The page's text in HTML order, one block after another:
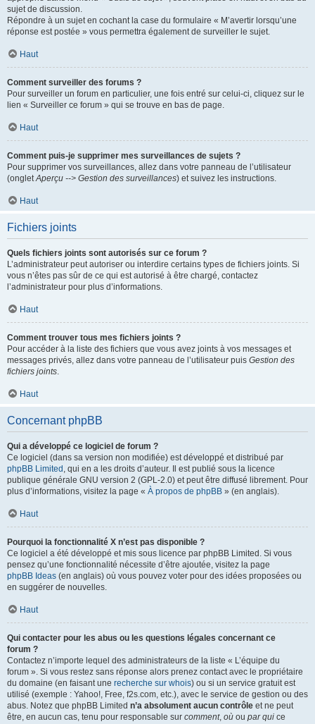
sujet de discussion.
Répondre à un sujet en cochant la case du formulaire « M’avertir lorsqu’une
réponse est postée » vous permettra également de surveiller le sujet.
Haut
Comment surveiller des forums ?
Pour surveiller un forum en particulier, une fois entré sur celui-ci, cliquez sur le
lien « Surveiller ce forum » qui se trouve en bas de page.
Haut
Comment puis-je supprimer mes surveillances de sujets ?
Pour supprimer vos surveillances, allez dans votre panneau de l’utilisateur
(ongletAperçu --> Gestion des surveillances) et suivez les instructions.
Haut
Fichiers joints
Quels fichiers joints sont autorisés sur ce forum ?
L’administrateur peut autoriser ou interdire certains types de fichiers joints. Si
vous n’êtes pas sûr de ce qui est autorisé à être chargé, contactez
l’administrateur pour plus d’informations.
Haut
Comment trouver tous mes fichiers joints ?
Pour accéder à la liste des fichiers que vous avez joints à vos messages et
messages privés, allez dans votre panneau de l’utilisateur puis Gestion des
fichiers joints.
Haut
Concernant phpBB
Qui a développé ce logiciel de forum ?
Ce logiciel (dans sa version non modifiée) est développé et distribué par
phpBB Limited , qui en a les droits d’auteur. Il est publié sous la licence
publique générale GNU version 2 (GPL-2.0) et peut être diffusé librement. Pour
plus d’informations, visitez la page « À propos de phpBB » (en anglais).
Haut
Pourquoi la fonctionnalité X n’est pas disponible ?
Ce logiciel a été développé et mis sous licence par phpBB Limited. Si vous
pensez qu’une fonctionnalité nécessite d’être ajoutée, visitez la page
phpBB Ideas (en anglais) où vous pouvez voter pour des idées proposées ou
en suggérer de nouvelles.
Haut
Qui contacter pour les abus ou les questions légales concernant ce
forum ?
Contactez n’importe lequel des administrateurs de la liste « L’équipe du
forum ». Si vous restez sans réponse alors prenez contact avec le propriétaire
du domaine (en faisant une recherche sur whois) ou si un service gratuit est
utilisé (exemple : Yahoo!, Free, f2s.com, etc.), avec le service de gestion ou des
abus. Notez que phpBB Limited n’a absolument aucun contrôle et ne peut
être, en aucun cas, tenu pour responsable sur comment, où ou par qui ce